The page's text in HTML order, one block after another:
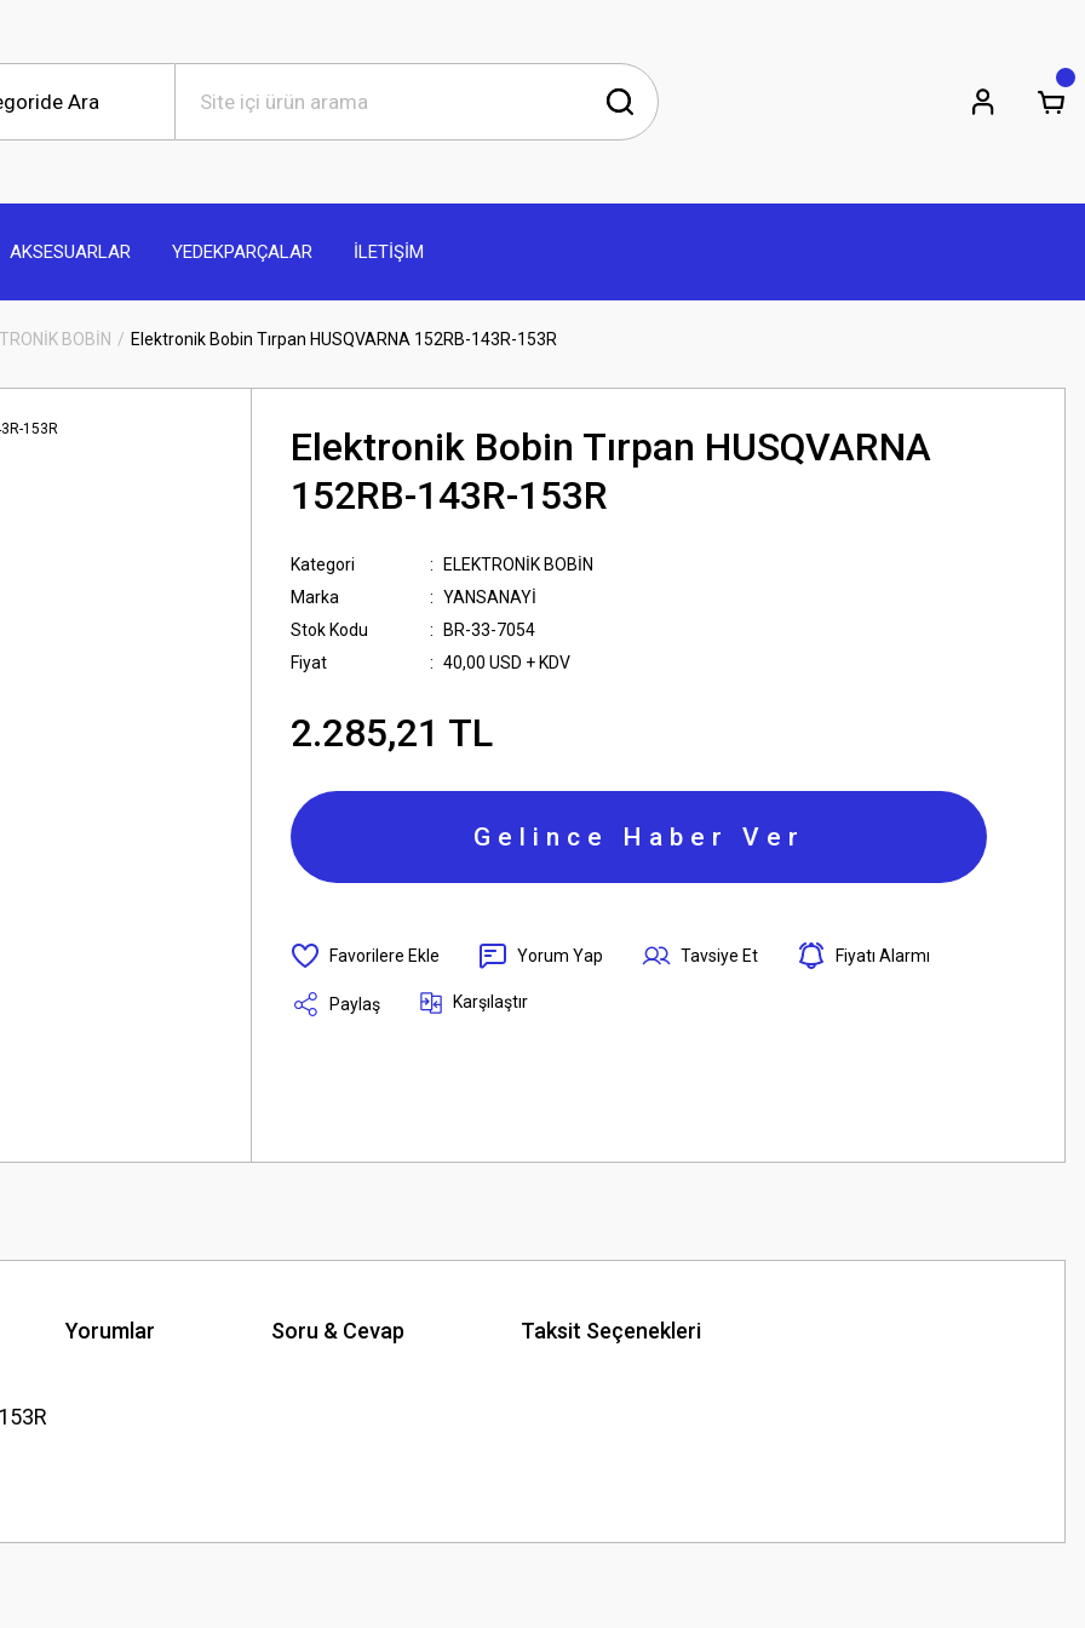
AKSESUARLAR YEDEKPARÇALAR İLETİŞİM
BOBİN Elektronik Bobin Tırpan HUSQVARNA 152RB-143R-153R
Elektronik Bobin Tırpan HUSQVARNA
152RB-143R-153R
Kategori
ELEKTRONİK BOBİN
Marka
YANSANAYİ
Stok Kodu
BR-33-7054
Fiyat
40,00 USD + KDV
2.285,21 TL
Gelince Haber Ver
Yorum Yap Tavsiye Et Fiyatı Alarmı
Paylaş Karşılaştır
Yorumlar Soru & Cevap Taksit Seçenekleri